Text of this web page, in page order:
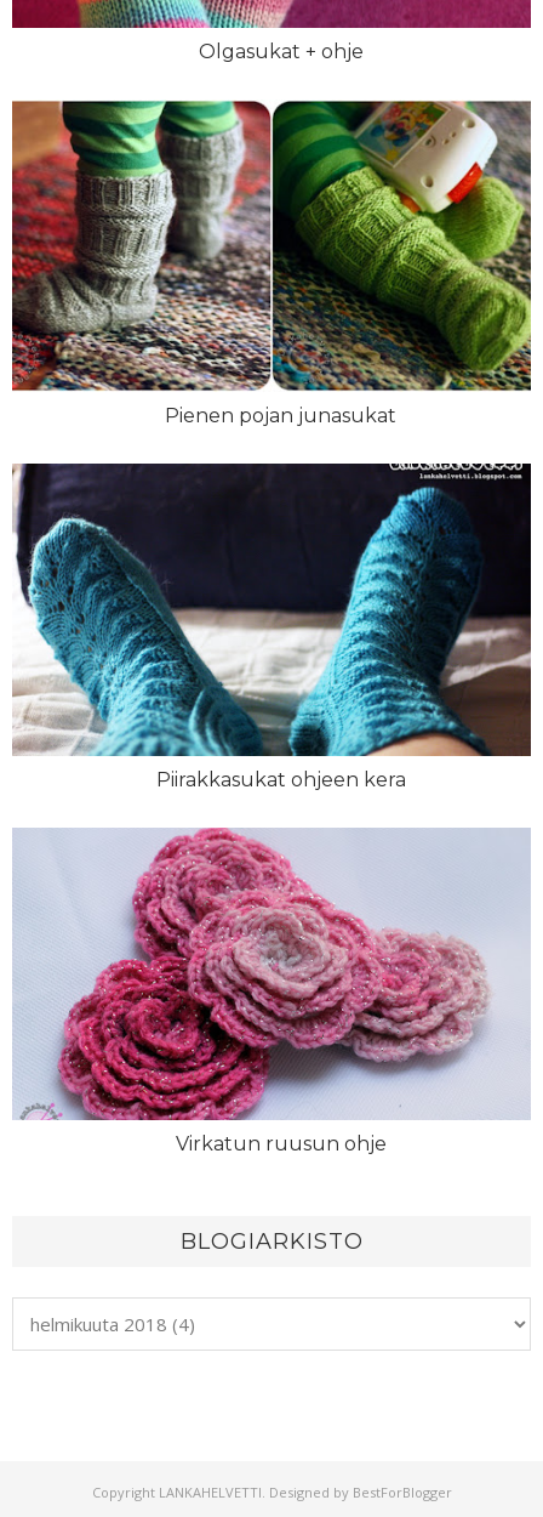
Olgasukat + ohje
Pienen pojan junasukat
Piirakkasukat ohjeen kera
Virkatun ruusun ohje
BLOGIARKISTO
Copyright LANKAHELVETTI . Designed by BestForBlogger